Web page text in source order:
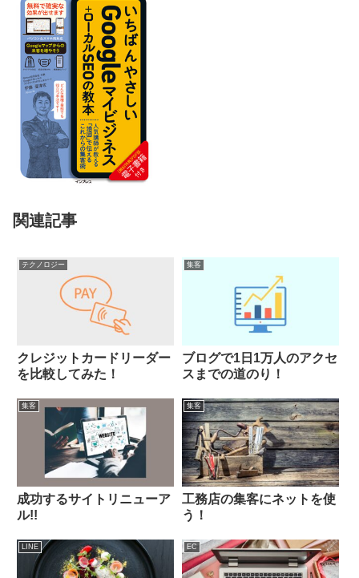
関連記事
テクノロジー
クレジットカードリーダー
を比較してみた！
集客
ブログで1日1万人のアクセ
スまでの道のり！
集客
成功するサイトリニューア
ル!!
集客
工務店の集客にネットを使
う！
LINE EC